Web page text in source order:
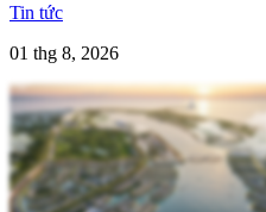
Tin tức
01 thg 8, 2026